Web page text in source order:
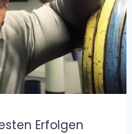
Erfolgen